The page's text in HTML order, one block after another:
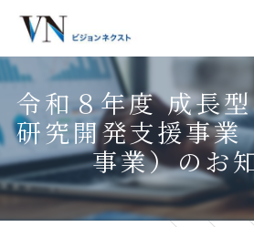
令和８年度 成長
研究開発支援事
事業）のお